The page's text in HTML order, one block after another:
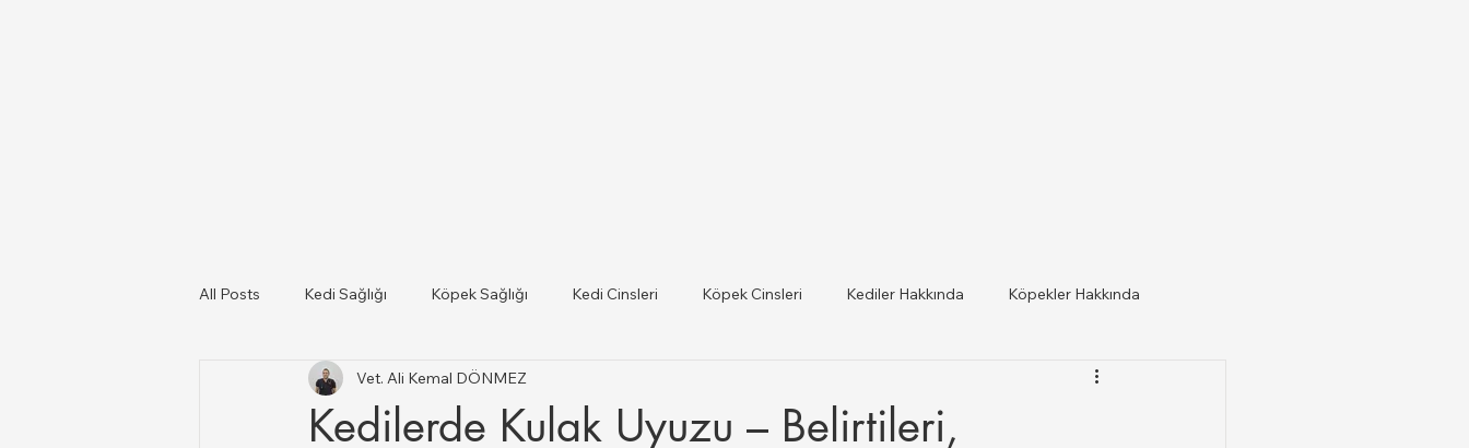
All Posts Kedi Sağlığı Köpek Sağlığı Kedi Cinsleri Köpek Cinsleri Kediler Hakkında Köpekler Hakkında
Kediler Ve Köpekler Türkiye il ilce Veteriner Listesi
Kedilerde Kulak Uyuzu – Belirtileri,
Vet. Ali Kemal DÖNMEZ